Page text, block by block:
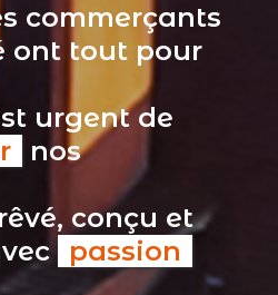
commerçants
ont tout pour
urgent de
nos
conçu et
passion